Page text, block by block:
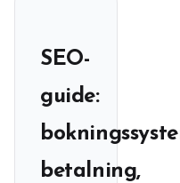
SEO-
guide:
betalning,